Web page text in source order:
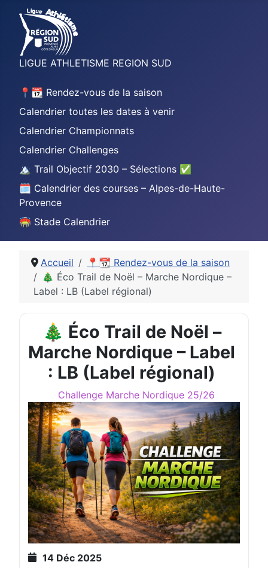
LIGUE ATHLETISME REGION SUD
📍📆 Rendez-vous de la saison
Calendrier toutes les dates à venir
Calendrier Championnats
Calendrier Challenges
🏔️ Trail Objectif 2030 – Sélections ✅
🗓️ Calendrier des courses – Alpes-de-Haute-
Provence
🏟️ Stade Calendrier
Accueil
📍📆 Rendez-vous de la saison
🎄 Éco Trail de Noël – Marche Nordique –
Label : LB (Label régional)
🎄 Éco Trail de Noël –
Marche Nordique – Label
: LB (Label régional)
Challenge Marche Nordique 25/26
14 Déc 2025